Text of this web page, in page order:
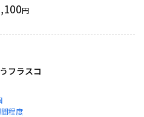
円
フラスコ
間程度